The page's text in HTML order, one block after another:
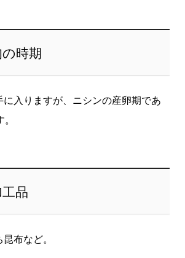
時期
入りますが、ニシンの産卵期であ
品
布など。